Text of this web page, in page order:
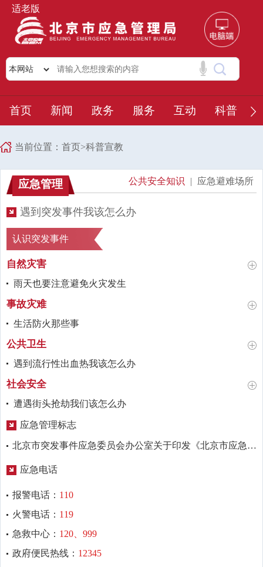
适老版
首页 新闻 政务 服务 互动 科普
当前位置： 首页>科普宣教
应急管理 公共安全知识 | 应急避难场所
遇到突发事件我该怎么办
认识突发事件
自然灾害
雨天也要注意避免火灾发生
事故灾难
生活防火那些事
公共卫生
遇到流行性出血热我该怎么办
社会安全
遭遇街头抢劫我们该怎么办
应急管理标志
北京市突发事件应急委员会办公室关于印发《北京市应急管理标志使用办法》的通知
应急电话
报警电话： 110
火警电话： 119
急救中心： 120、999
政府便民热线： 12345